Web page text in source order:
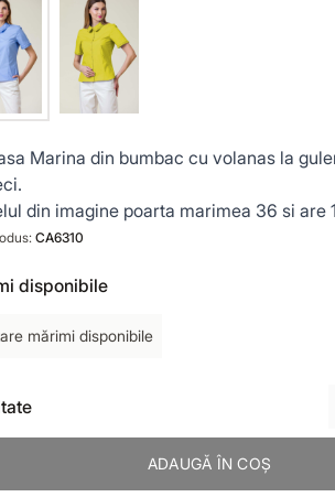
Marina din bumbac cu volanas la
din imagine poarta marimea 36 si are
CA6310
disponibile
mărimi disponibile
ADAUGĂ ÎN COȘ